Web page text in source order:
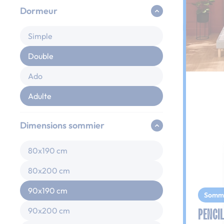
Dormeur
Simple
Double
Ado
Adulte
Dimensions sommier
80x190 cm
80x200 cm
90x190 cm
90x200 cm
PENCIL